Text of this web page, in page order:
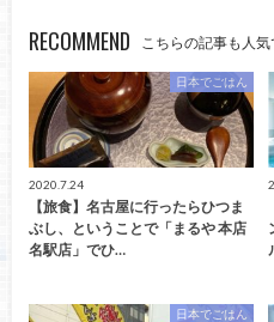
RECOMMEND こちらの記事も人気
日本でごはん
2020.7.24
【旅食】名古屋に行ったらひつま
ぶし、ということで「まるや 本店
名駅店」でひ…
日本でごはん